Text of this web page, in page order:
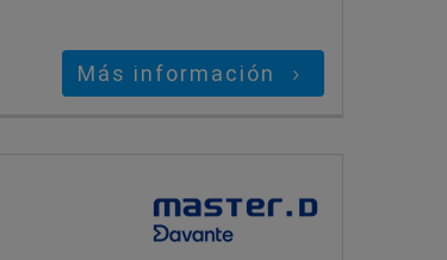
Más información